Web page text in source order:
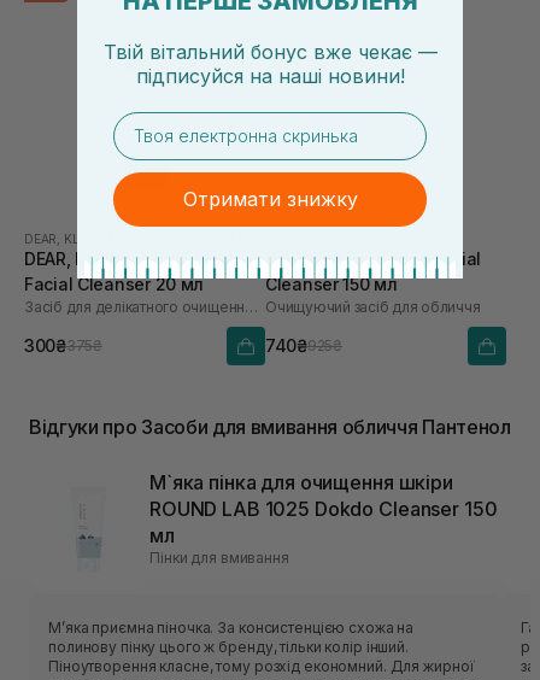
DEAR, KLAIRS
DEAR, KLAIRS Gentle Black
Facial Cleanser 20 мл
Засіб для делікатного очищення обличчя
300₴375₴
I'M FROM Rice Whip Facial
Cleanser 150 мл
Очищуючий засіб для обличчя
740₴925₴
Відгуки про Засоби для вмивання обличчя Пантенол
М`яка пінка для очищення шкіри
ROUND LAB 1025 Dokdo Cleanser 150
мл
Пінки для вмивання
Мʼяка приємна піночка. За консистенцією схожа на
полинову пінку цього ж бренду, тільки колір інший.
Піноутворення класне, тому розхід економний. Для жирної
засобу. Аромат
Твій вітальний бонус вже чекає —
підписуйся на наші новини!
email
Отримати знижку